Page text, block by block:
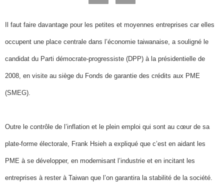
Il faut faire davantage pour les petites et moyennes entreprises car elles
occupent une place centrale dans l’économie taiwanaise, a souligné le
candidat du Parti démocrate-progressiste (DPP) à la présidentielle de
2008, en visite au siège du Fonds de garantie des crédits aux PME
(SMEG).
Outre le contrôle de l’inflation et le plein emploi qui sont au cœur de sa
plate-forme électorale, Frank Hsieh a expliqué que c’est en aidant les
PME à se développer, en modernisant l’industrie et en incitant les
entreprises à rester à Taiwan que l’on garantira la stabilité de la société.